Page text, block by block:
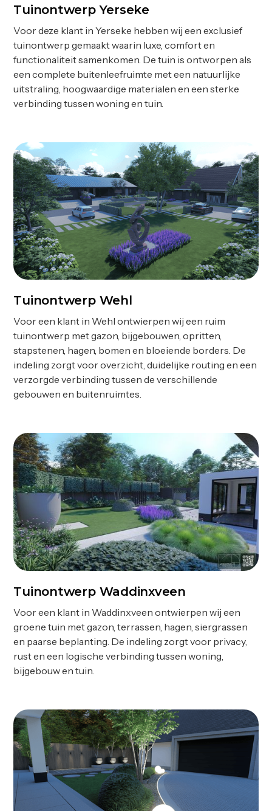
Ontwerp
Tuinontwerp Yerseke
Voor deze klant in Yerseke hebben wij een exclusief
tuinontwerp gemaakt waarin luxe, comfort en
functionaliteit samenkomen. De tuin is ontworpen als
een complete buitenleefruimte met een natuurlijke
uitstraling, hoogwaardige materialen en een sterke
verbinding tussen woning en tuin.
Ontwerp
Tuinontwerp Wehl
Voor een klant in Wehl ontwierpen wij een ruim
tuinontwerp met gazon, bijgebouwen, opritten,
stapstenen, hagen, bomen en bloeiende borders. De
indeling zorgt voor overzicht, duidelijke routing en een
verzorgde verbinding tussen de verschillende
gebouwen en buitenruimtes.
Ontwerp
Tuinontwerp Waddinxveen
Voor een klant in Waddinxveen ontwierpen wij een
groene tuin met gazon, terrassen, hagen, siergrassen
en paarse beplanting. De indeling zorgt voor privacy,
rust en een logische verbinding tussen woning,
bijgebouw en tuin.